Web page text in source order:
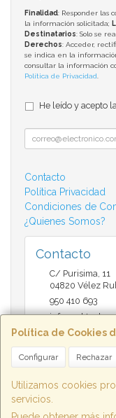
Política de Cookies
Configurar Rechazar
Utilizamos cookies
servicios.
Finalidad: Responder las
la información solicitada;
Destinatarios: Solo se
Derechos: Acceder,
se indica en la
consultar la información
Política de Privacidad
He leído y acepto la
Contacto
Política Privacidad
Condiciones de
¿Quienes Somos?
Contacto
C/ Purisima, 11
04820 Vélez
950 410 693
Horario
9:30 a 14:00 y de